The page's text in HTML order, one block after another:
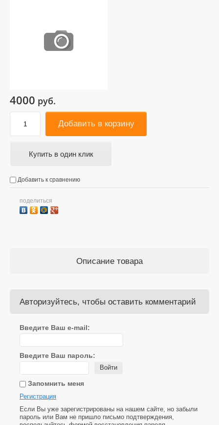
4000 руб.
Добавить в корзину
Купить в один клик
Добавить к сравнению
поделиться
Описание товара
Авторизуйтесь, чтобы оставить комментарий
Введите Ваш e-mail:
Введите Ваш пароль:
Войти
Запомнить меня
Регистрация
Если Вы уже зарегистрированы на нашем сайте, но забыли
пароль или Вам не пришло письмо подтверждения,